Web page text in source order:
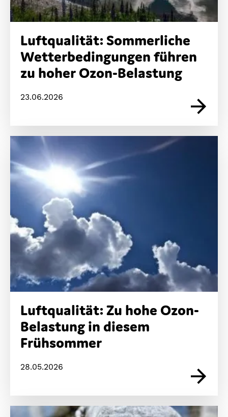
Luftqualität: Sommerliche
Wetterbedingungen führen
zu hoher Ozon-Belastung
23.06.2026
Luftqualität: Zu hohe Ozon-
Belastung in diesem
Frühsommer
28.05.2026